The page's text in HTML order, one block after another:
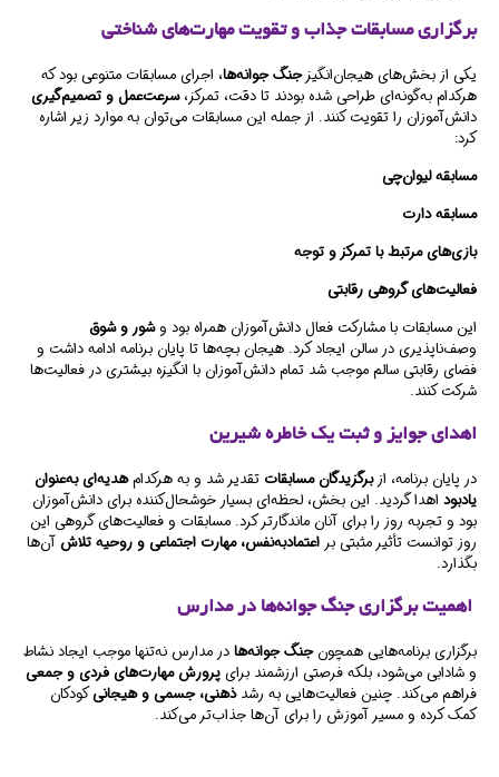
برگزاری مسابقات جذاب و تقویت مهارت‌های شناختی
یکی از بخش‌های هیجان‌انگیزجنگ جوانه‌ها، اجرای مسابقات متنوعی بود که
هرکدام به‌گونه‌ای طراحی شده بودند تا دقت، تمرکز،سرعت‌عمل و تصمیم‌گیری
دانش‌آموزان را تقویت کنند. از جمله این مسابقات می‌توان به موارد زیر اشاره
کرد:
مسابقه لیوان‌چی
مسابقه دارت
بازی‌های مرتبط با تمرکز و توجه
فعالیت‌های گروهی رقابتی
این مسابقات با مشارکت فعال دانش‌آموزان همراه بود وشور و شوق
وصف‌ناپذیری در سالن ایجاد کرد. هیجان بچه‌ها تا پایان برنامه ادامه داشت و
فضای رقابتی سالم موجب شد تمام دانش‌آموزان با انگیزه بیشتری در فعالیت‌ها
شرکت کنند.
اهدای جوایز و ثبت یک خاطره شیرین
در پایان برنامه، ازبرگزیدگان مسابقات تقدیر شد و به هرکدامهدیه‌ای به‌عنوان
یادبود اهدا گردید. این بخش، لحظه‌ای بسیار خوشحال‌کننده برای دانش‌آموزان
بود و تجربه روز را برای آنان ماندگارتر کرد. مسابقات و فعالیت‌های گروهی این
روز توانست تأثیر مثبتی بر اعتمادبه‌نفس، مهارت اجتماعی و روحیه تلاشآن‌ها
بگذارد.
اهمیت برگزاری جنگ جوانه‌ها در مدارس
برگزاری برنامه‌هایی همچونجنگ جوانه‌هادر مدارس نه‌تنها موجب ایجاد نشاط
و شادابی می‌شود، بلکه فرصتی ارزشمند برایپرورش مهارت‌های فردی و جمعی
فراهم می‌کند. چنین فعالیت‌هایی به رشدذهنی، جسمی و هیجانیکودکان
کمک کرده و مسیر آموزش را برای آن‌ها جذاب‌تر می‌کند.